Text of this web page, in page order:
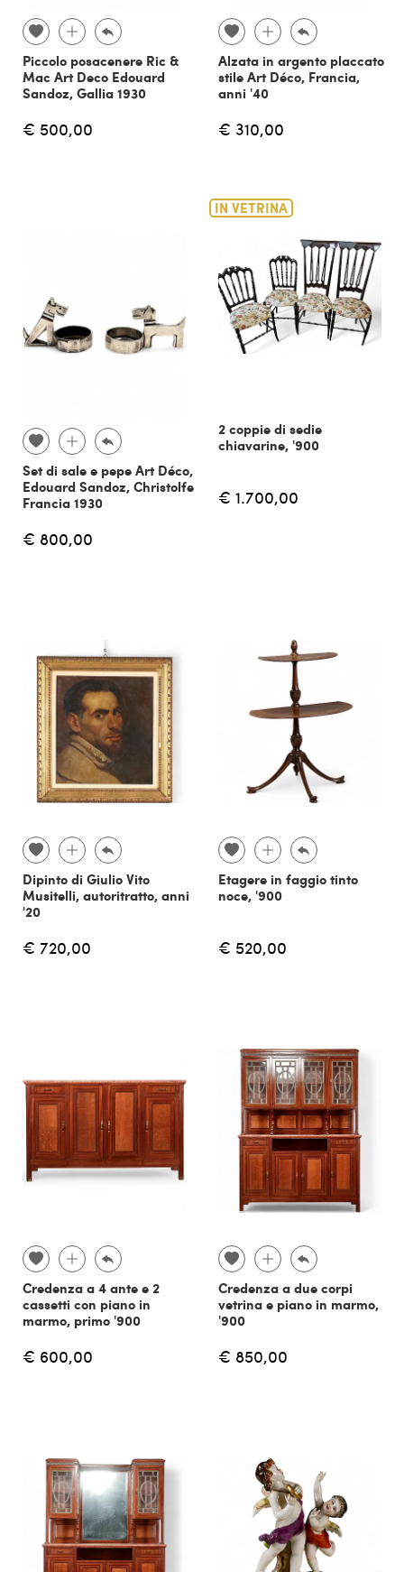
Piccolo posacenere Ric &
Mac Art Deco Edouard
Sandoz, Gallia 1930
€ 500,00
Alzata in argento placcato
stile Art Déco, Francia,
anni '40
€ 310,00
Set di sale e pepe Art Déco,
Edouard Sandoz, Christolfe
Francia 1930
€ 800,00
IN VETRINA
2 coppie di sedie
chiavarine, '900
€ 1.700,00
Dipinto di Giulio Vito
Musitelli, autoritratto, anni
'20
€ 720,00
Etagere in faggio tinto
noce, '900
€ 520,00
Credenza a 4 ante e 2
cassetti con piano in
marmo, primo '900
€ 600,00
Credenza a due corpi
vetrina e piano in marmo,
'900
€ 850,00